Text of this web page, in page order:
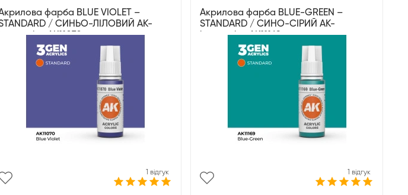
фарба BLUE VIOLET –
/ СИНЬО-ЛІЛОВИЙ AK-
interactive AK11070
1 відгук
Акрилова фарба BLUE-GREEN –
STANDARD / СИНО-СІРИЙ AK-
interactive AK11169
1 відгук